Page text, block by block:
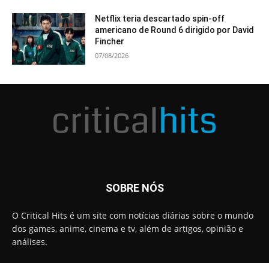
Netflix teria descartado spin-off
americano de Round 6 dirigido por David
Fincher
07/08/2026
SOBRE NÓS
O Critical Hits é um site com notícias diárias sobre o mundo
dos games, anime, cinema e tv, além de artigos, opinião e
análises.